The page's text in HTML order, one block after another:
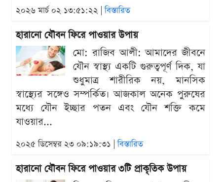
২০২৬ মার্চ ০২ ১৩:৫১:২২ |বিস্তারিত
হারানো যৌবন ফিরে পাওয়ার উপায়
মো: রাজিব আলী: আমাদের জীবনে
যৌন স্বাস্থ্য একটি গুরুত্বপূর্ণ দিক, যা
শুধুমাত্র শারীরিক নয়, মানসিক
স্বাস্থ্যের সঙ্গেও সম্পর্কিত। আজকাল অনেক পুরুষের
মধ্যে যৌন ইচ্ছার পতন এবং যৌন শক্তি কমে
যাওয়ার...
২০২৫ ডিসেম্বর ২৩ ০৯:১৯:৩১ |বিস্তারিত
হারানো যৌবন ফিরে পাওয়ার ৩টি প্রাকৃতিক উপায়